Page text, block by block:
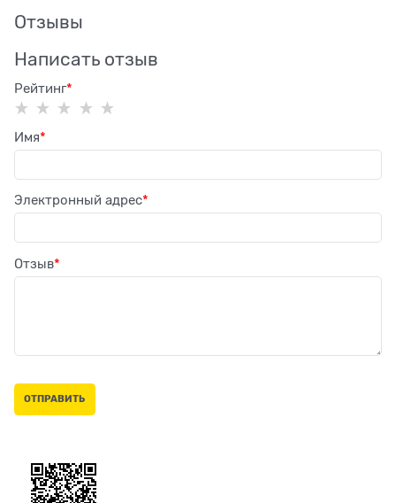
Отзывы
Написать отзыв
Рейтинг
Имя
Электронный адрес
Отзыв